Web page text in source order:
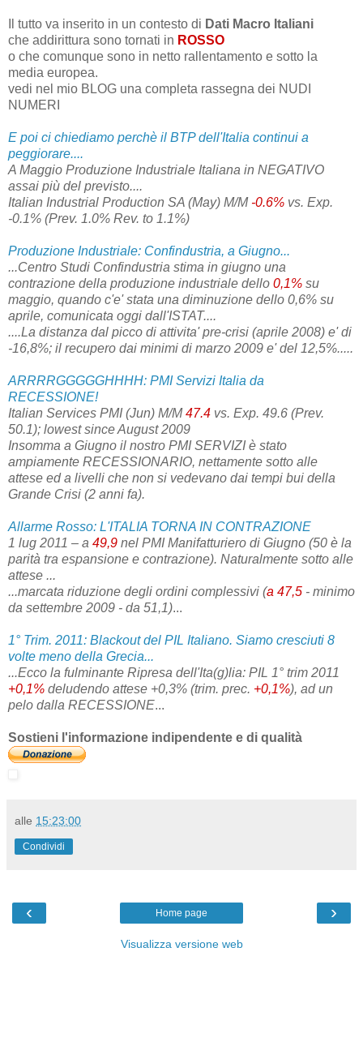
Il tutto va inserito in un contesto di Dati Macro Italiani
che addirittura sono tornati in ROSSO
o che comunque sono in netto rallentamento e sotto la
media europea.
vedi nel mio BLOG una completa rassegna dei NUDI
NUMERI
E poi ci chiediamo perchè il BTP dell'Italia continui a
peggiorare....
A Maggio Produzione Industriale Italiana in NEGATIVO
assai più del previsto....
Italian Industrial Production SA (May) M/M -0.6% vs. Exp.
-0.1% (Prev. 1.0% Rev. to 1.1%)
Produzione Industriale: Confindustria, a Giugno...
...Centro Studi Confindustria stima in giugno una
contrazione della produzione industriale dello 0,1% su
maggio, quando c'e' stata una diminuzione dello 0,6% su
aprile, comunicata oggi dall'ISTAT....
....La distanza dal picco di attivita' pre-crisi (aprile 2008) e' di
-16,8%; il recupero dai minimi di marzo 2009 e' del 12,5%.....
ARRRRGGGGGHHHH: PMIServizi Italia da
RECESSIONE!
Italian Services PMI (Jun) M/M47.4 vs. Exp. 49.6 (Prev.
50.1); lowest since August 2009
Insomma a Giugno il nostro PMI SERVIZI è stato
ampiamente RECESSIONARIO, nettamente sotto alle
attese ed a livelli che non si vedevano dai tempi bui della
Grande Crisi (2 anni fa).
Allarme Rosso: L'ITALIA TORNA IN CONTRAZIONE
1 lug 2011 – a 49,9 nel PMI Manifatturiero di Giugno (50 è la
parità tra espansione e contrazione). Naturalmente sotto alle
attese ...
...marcata riduzione degli ordini complessivi (a 47,5 - minimo
da settembre 2009 - da 51,1)...
1° Trim. 2011: Blackout del PIL Italiano. Siamo cresciuti 8
volte meno della Grecia...
...Ecco la fulminante Ripresa dell'Ita(g)lia: PIL 1° trim 2011
+0,1% deludendo attese +0,3% (trim. prec. +0,1%), ad un
pelo dalla RECESSIONE...
Sostieni l'informazione indipendente e di qualità
alle 15:23:00
Condividi
‹ ›
Home page
Visualizza versione web